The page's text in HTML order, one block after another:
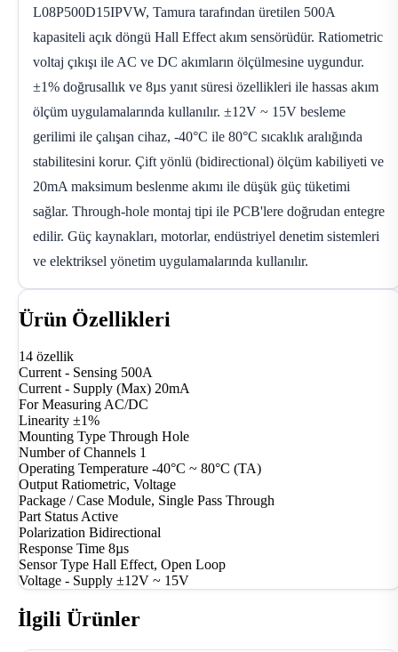
L08P500D15IPVW, Tamura tarafından üretilen 500A
kapasiteli açık döngü Hall Effect akım sensörüdür. Ratiometric
voltaj çıkışı ile AC ve DC akımların ölçülmesine uygundur.
±1% doğrusallık ve 8µs yanıt süresi özellikleri ile hassas akım
ölçüm uygulamalarında kullanılır. ±12V ~ 15V besleme
gerilimi ile çalışan cihaz, -40°C ile 80°C sıcaklık aralığında
stabilitesini korur. Çift yönlü (bidirectional) ölçüm kabiliyeti ve
20mA maksimum beslenme akımı ile düşük güç tüketimi
sağlar. Through-hole montaj tipi ile PCB'lere doğrudan entegre
edilir. Güç kaynakları, motorlar, endüstriyel denetim sistemleri
ve elektriksel yönetim uygulamalarında kullanılır.
Ürün Özellikleri
14 özellik
Current - Sensing 500A
Current - Supply (Max) 20mA
For MeasuringAC/DC
Linearity ±1%
Mounting Type Through Hole
Number of Channels 1
Operating Temperature -40°C ~ 80°C (TA)
Output Ratiometric, Voltage
Package / Case Module, Single Pass Through
Part StatusActive
Polarization Bidirectional
Response Time 8µs
Sensor Type Hall Effect, Open Loop
Voltage - Supply ±12V ~ 15V
İlgili Ürünler